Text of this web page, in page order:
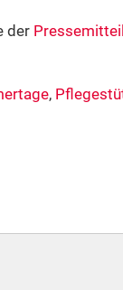
der
,